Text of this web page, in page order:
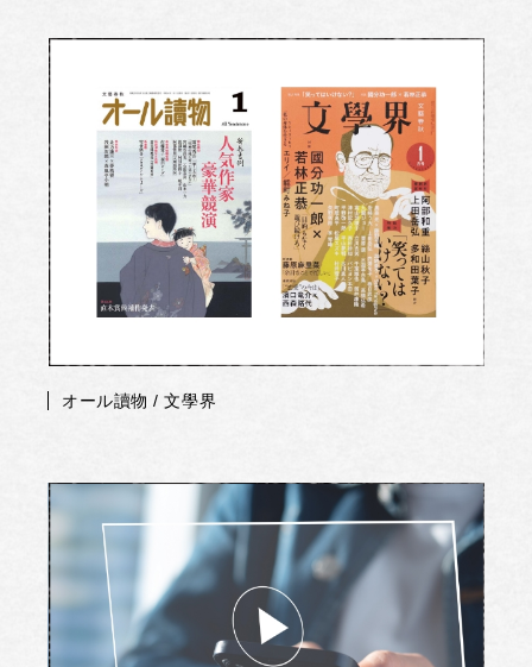
オール讀物 / 文學界